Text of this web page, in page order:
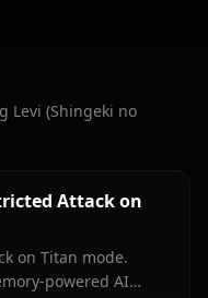
Levi (Shingeki no
Attack on
on Titan mode.
powered AI